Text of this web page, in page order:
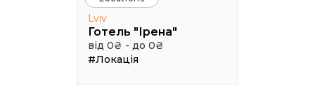
Lviv
Готель "Ірена"
від 0₴ - до 0₴
#Локація